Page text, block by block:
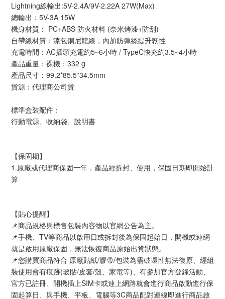
Lightning線輸出:5V-2.4A/9V-2.22A 27W(Max)
總輸出：5V-3A 15W
機身材質： PC+ABS 防火材料 (奈米烤漆+防刮)
自帶線材質：漆包銅尼龍線，內加防彈絲提升韌性
充電時間：AC插頭充電約5~6小時 / TypeC快充約3.5~4小時
產品重量：裸機：332 g
產品尺寸：99.2*85.5*34.5mm
貨源：代理商公司貨
標準盒裝配件：
行動電源、收納袋、說明書
【保固期】
1.原廠或代理商保固一年，產品經拆封、使用，保固日期即開始計
算
【貼心提醒】
📌商品規格與標售包裝內容物以官網公告為主。
📌手機、TV等商品以啟用日或拆封後為保固起始日，開機或連網
就是啟用原廠保固，無法恢復商品原始出貨狀態。
📌您購買商品符合 原廠貼紙/膠帶/包裝為需破壞性無法復原、經組
裝使用會有痕跡(玻貼/皮套/殼、家電等)、有參加官方登錄活動、
官方已註冊、開機插上SIM卡或連上網路就會進行商品啟動進行保
固起算日、與手機、平板、電腦等3C商品配對連線即進行商品啟